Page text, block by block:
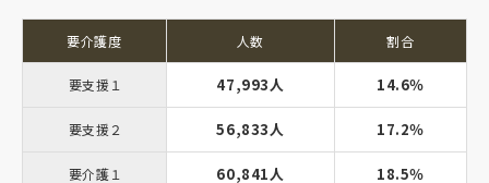
要介護度 人数 割合
要支援１ 47,993人 14.6％
要支援２ 56,833人 17.2％
要介護１ 60,841人 18.5％